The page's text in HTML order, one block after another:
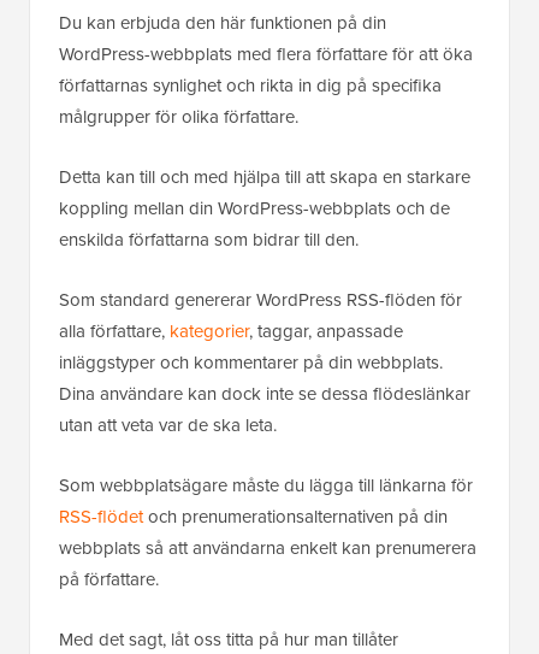
Du kan erbjuda den här funktionen på din
WordPress-webbplats med flera författare för att öka
författarnas synlighet och rikta in dig på specifika
målgrupper för olika författare.
Detta kan till och med hjälpa till att skapa en starkare
koppling mellan din WordPress-webbplats och de
enskilda författarna som bidrar till den.
Som standard genererar WordPress RSS-flöden för
alla författare, kategorier, taggar, anpassade
inläggstyper och kommentarer på din webbplats.
Dina användare kan dock inte se dessa flödeslänkar
utan att veta var de ska leta.
Som webbplatsägare måste du lägga till länkarna för
RSS-flödetoch prenumerationsalternativen på din
webbplats så att användarna enkelt kan prenumerera
på författare.
Med det sagt, låt oss titta på hur man tillåter